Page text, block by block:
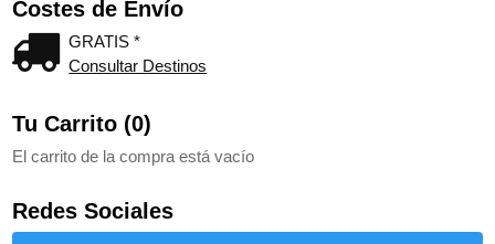
Costes de Envío
GRATIS *
Consultar Destinos
Tu Carrito (0)
El carrito de la compra está vacío
Redes Sociales